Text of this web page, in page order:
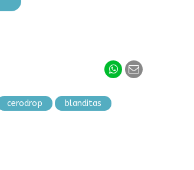
cerodrop blanditas